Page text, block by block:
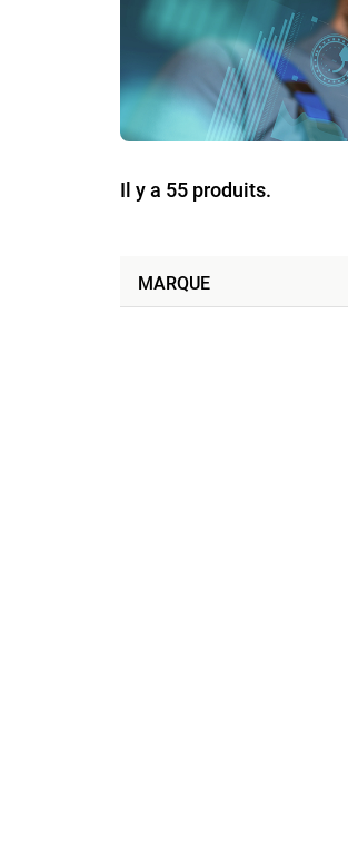
Il y a 55 produits.
MARQUE